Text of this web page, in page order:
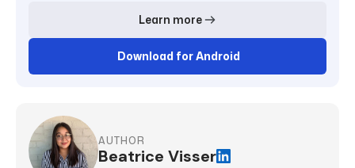
Learn more
Download for Android
AUTHOR
Beatrice Visser